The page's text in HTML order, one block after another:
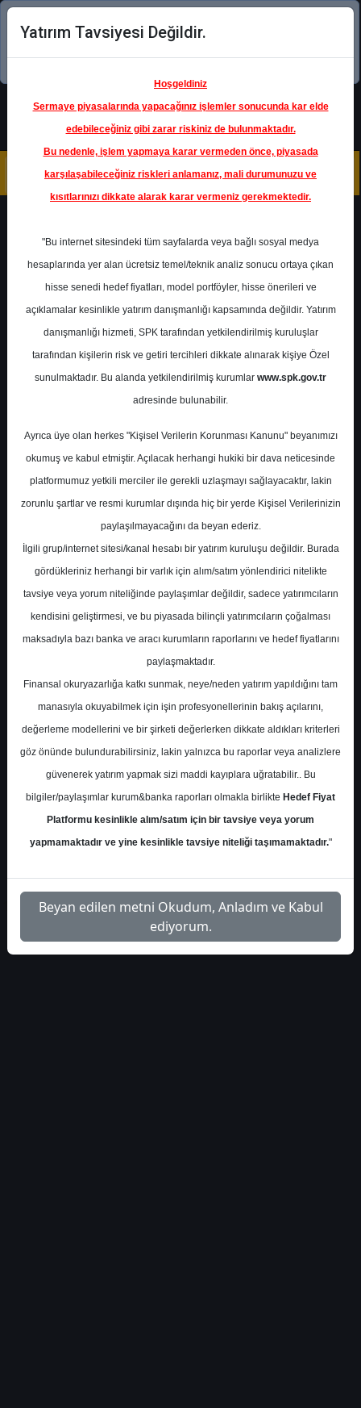
Şimdi uygulamayı indirin!
Ana Sayfa Raporlar
Halk Yatırım
Rapor Detay
Analist Tavsiyeleri ve
Hedef Fiyatlar
A- A+
Analist Tavsiyeleri ve Hedef Fiyatlar
Pazartesi, 02 Haziran 2025 00:00
S.No Dosya Adı İndir
1
halk-yatirim-analist-
tavsiyeleri-hedef-fiyatlar-
420943
İlgili
Dosyayı
İndir
Yatırım Tavsiyesi Değildir.
Hoşgeldiniz
Sermaye piyasalarında yapacağınız işlemler sonucunda kar elde
edebileceğiniz gibi zarar riskiniz de bulunmaktadır.
Bu nedenle, işlem yapmaya karar vermeden önce, piyasada
karşılaşabileceğiniz riskleri anlamanız, mali durumunuzu ve
kısıtlarınızı dikkate alarak karar vermeniz gerekmektedir.
"Bu internet sitesindeki tüm sayfalarda veya bağlı sosyal medya
hesaplarında yer alan ücretsiz temel/teknik analiz sonucu ortaya çıkan
hisse senedi hedef fiyatları, model portföyler, hisse önerileri ve
açıklamalar kesinlikle yatırım danışmanlığı kapsamında değildir. Yatırım
danışmanlığı hizmeti, SPK tarafından yetkilendirilmiş kuruluşlar
tarafından kişilerin risk ve getiri tercihleri dikkate alınarak kişiye Özel
sunulmaktadır. Bu alanda yetkilendirilmiş kurumlar www.spk.gov.tr
adresinde bulunabilir.
Ayrıca üye olan herkes "Kişisel Verilerin Korunması Kanunu" beyanımızı
okumuş ve kabul etmiştir. Açılacak herhangi hukiki bir dava neticesinde
platformumuz yetkili merciler ile gerekli uzlaşmayı sağlayacaktır, lakin
zorunlu şartlar ve resmi kurumlar dışında hiç bir yerde Kişisel Verilerinizin
paylaşılmayacağını da beyan ederiz.
İlgili grup/internet sitesi/kanal hesabı bir yatırım kuruluşu değildir. Burada
gördükleriniz herhangi bir varlık için alım/satım yönlendirici nitelikte
tavsiye veya yorum niteliğinde paylaşımlar değildir, sadece yatırımcıların
kendisini geliştirmesi, ve bu piyasada bilinçli yatırımcıların çoğalması
maksadıyla bazı banka ve aracı kurumların raporlarını ve hedef fiyatlarını
paylaşmaktadır.
Finansal okuryazarlığa katkı sunmak, neye/neden yatırım yapıldığını tam
manasıyla okuyabilmek için işin profesyonellerinin bakış açılarını,
değerleme modellerini ve bir şirketi değerlerken dikkate aldıkları kriterleri
göz önünde bulundurabilirsiniz, lakin yalnızca bu raporlar veya analizlere
güvenerek yatırım yapmak sizi maddi kayıplara uğratabilir.. Bu
bilgiler/paylaşımlar kurum&banka raporları olmakla birlikte Hedef Fiyat
Platformu kesinlikle alım/satım için bir tavsiye veya yorum
yapmamaktadır ve yine kesinlikle tavsiye niteliği taşımamaktadır."
Beyan edilen metni Okudum, Anladım ve Kabul
ediyorum.